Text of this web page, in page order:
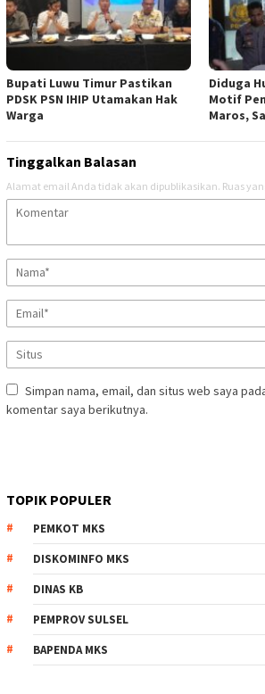
Bupati Luwu Timur Pastikan
PDSK PSN IHIP Utamakan Hak
Warga
Diduga
Motif
Maros,
Tinggalkan Balasan
Alamat email Anda tidak akan dipublikasikan. Ruas
Simpan nama, email, dan situs web saya
komentar saya berikutnya.
TOPIK POPULER
PEMKOT MKS
DISKOMINFO MKS
DINAS KB
PEMPROV SULSEL
BAPENDA MKS